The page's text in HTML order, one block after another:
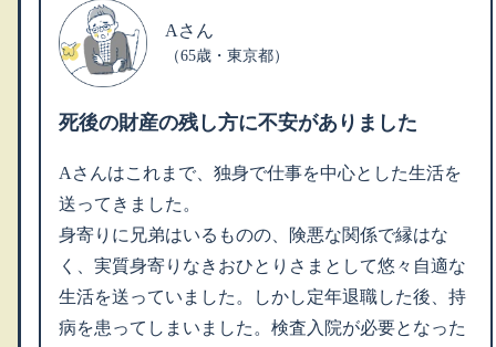
Aさん
（65歳・東京都）
死後の財産の残し方に不安がありました
Aさんはこれまで、独身で仕事を中心とした生活を
送ってきました。
身寄りに兄弟はいるものの、険悪な関係で縁はな
く、実質身寄りなきおひとりさまとして悠々自適な
生活を送っていました。しかし定年退職した後、持
病を患ってしまいました。検査入院が必要となった